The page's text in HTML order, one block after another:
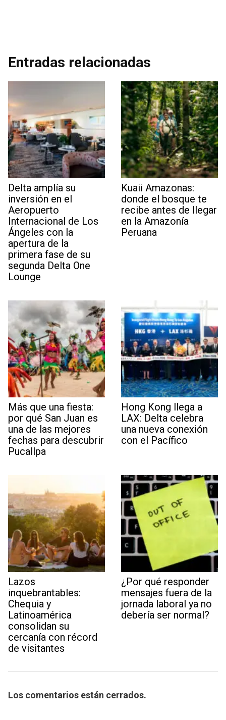
Entradas relacionadas
Delta amplía su
inversión en el
Aeropuerto
Internacional de Los
Ángeles con la
apertura de la
primera fase de su
segunda Delta One
Lounge
Kuaii Amazonas:
donde el bosque te
recibe antes de llegar
en la Amazonía
Peruana
Más que una fiesta:
por qué San Juan es
una de las mejores
fechas para descubrir
Pucallpa
Hong Kong llega a
LAX: Delta celebra
una nueva conexión
con el Pacífico
Lazos
inquebrantables:
Chequia y
Latinoamérica
consolidan su
cercanía con récord
de visitantes
¿Por qué responder
mensajes fuera de la
jornada laboral ya no
debería ser normal?
Los comentarios están cerrados.